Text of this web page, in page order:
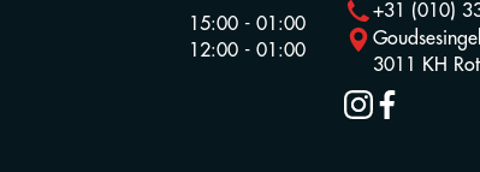
15:00 - 01:00
12:00 - 01:00
+31 (010)
3011 KH